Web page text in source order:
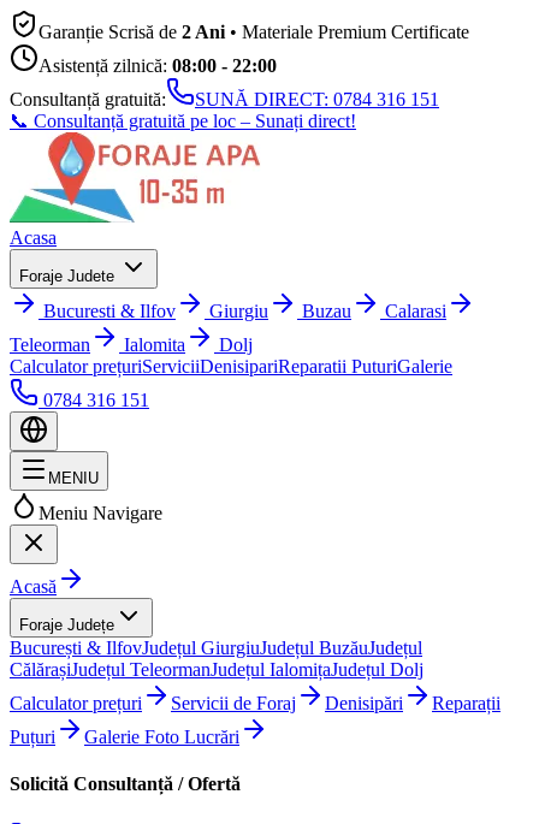
Garanție Scrisă de 2 Ani • Materiale Premium Certificate
Asistență zilnică: 08:00 - 22:00
Consultanță gratuită:
SUNĂ DIRECT: 0784 316 151
📞 Consultanță gratuită pe loc – Sunați direct!
Acasa
Foraje Judete
Bucuresti & Ilfov Giurgiu Buzau
Calarasi
Teleorman
Ialomita
Dolj
Calculator prețuriServiciiDenisipariReparatii PuturiGalerie
0784 316 151
MENIU
Meniu Navigare
Acasă
Foraje Județe
București & IlfovJudețul GiurgiuJudețul BuzăuJudețul
CălărașiJudețul TeleormanJudețul IalomițaJudețul Dolj
Calculator prețuri
Servicii de Foraj Denisipări
Reparații
Puțuri
Galerie Foto Lucrări
Solicită Consultanță / Ofertă